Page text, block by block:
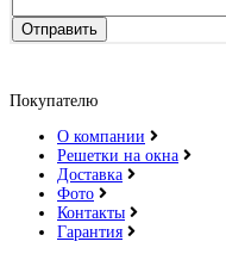
Отправить
Покупателю
О компании
Решетки на окна
Доставка
Фото
Контакты
Гарантия